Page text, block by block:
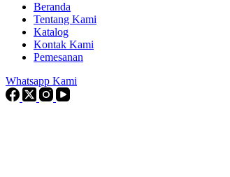
Beranda
Tentang Kami
Katalog
Kontak Kami
Pemesanan
Whatsapp Kami